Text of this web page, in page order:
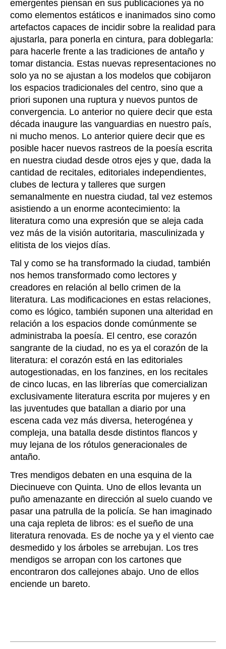
emergentes piensan en sus publicaciones ya no
como elementos estáticos e inanimados sino como
artefactos capaces de incidir sobre la realidad para
ajustarla, para ponerla en cintura, para doblegarla:
para hacerle frente a las tradiciones de antaño y
tomar distancia. Estas nuevas representaciones no
solo ya no se ajustan a los modelos que cobijaron
los espacios tradicionales del centro, sino que a
priori suponen una ruptura y nuevos puntos de
convergencia. Lo anterior no quiere decir que esta
década inaugure las vanguardias en nuestro país,
ni mucho menos. Lo anterior quiere decir que es
posible hacer nuevos rastreos de la poesía escrita
en nuestra ciudad desde otros ejes y que, dada la
cantidad de recitales, editoriales independientes,
clubes de lectura y talleres que surgen
semanalmente en nuestra ciudad, tal vez estemos
asistiendo a un enorme acontecimiento: la
literatura como una expresión que se aleja cada
vez más de la visión autoritaria, masculinizada y
elitista de los viejos días.
Tal y como se ha transformado la ciudad, también
nos hemos transformado como lectores y
creadores en relación al bello crimen de la
literatura. Las modificaciones en estas relaciones,
como es lógico, también suponen una alteridad en
relación a los espacios donde comúnmente se
administraba la poesía. El centro, ese corazón
sangrante de la ciudad, no es ya el corazón de la
literatura: el corazón está en las editoriales
autogestionadas, en los fanzines, en los recitales
de cinco lucas, en las librerías que comercializan
exclusivamente literatura escrita por mujeres y en
las juventudes que batallan a diario por una
escena cada vez más diversa, heterogénea y
compleja, una batalla desde distintos flancos y
muy lejana de los rótulos generacionales de
antaño.
Tres mendigos debaten en una esquina de la
Diecinueve con Quinta. Uno de ellos levanta un
puño amenazante en dirección al suelo cuando ve
pasar una patrulla de la policía. Se han imaginado
una caja repleta de libros: es el sueño de una
literatura renovada. Es de noche ya y el viento cae
desmedido y los árboles se arrebujan. Los tres
mendigos se arropan con los cartones que
encontraron dos callejones abajo. Uno de ellos
enciende un bareto.